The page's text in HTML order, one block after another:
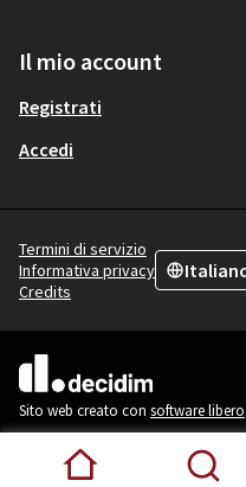
Il mio account
Registrati
Accedi
Termini di servizio
Informativa privacy
Credits
Choose
(Collegamento esterno)
Sito web creato con software libero